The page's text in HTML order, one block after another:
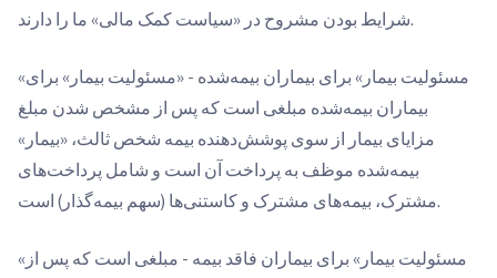
شرایط بودن مشروح در «سیاست کمک مالی» ما را دارند.
«مسئولیت بیمار» برای بیماران بیمه‌شده - «مسئولیت بیمار» برای
بیماران بیمه‌شده مبلغی است که پس از مشخص شدن مبلغ
مزایای بیمار از سوی پوشش‌دهنده بیمه شخص ثالث، «بیمار»
بیمه‌شده موظف به پرداخت آن است و شامل پرداخت‌های
مشترک، بیمه‌های مشترک و کاستنی‌ها (سهم بیمه‌گذار) است.
«مسئولیت بیمار» برای بیماران فاقد بیمه - مبلغی است که پس از